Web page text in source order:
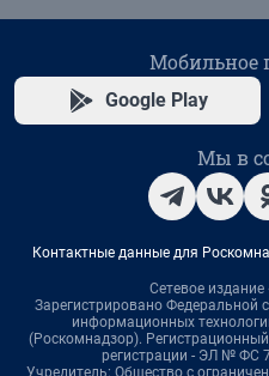
Мобильное
Google Play
Мы в
Контактные данные для
Сетевое издание
Зарегистрировано Федеральной
информационных
(Роскомнадзор).
регистрации - ЭЛ № ФС
Учредитель: Общество с